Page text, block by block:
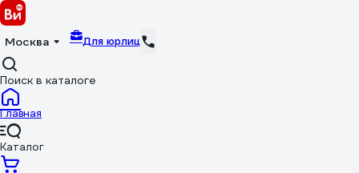
Москва Для юрлиц
Поиск в каталоге
Главная
Каталог